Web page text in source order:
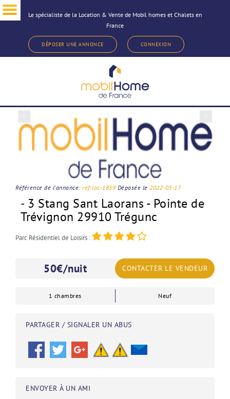
Le spécialiste de la Location & Vente de Mobil homes et Chalets en
France
DÉPOSER UNE ANNONCE CONNEXION
< Revenir à la sélection d'annonce
Référence de l'annonce: ref-loc-1859Déposée le 2022-03-17
-3 Stang Sant Laorans - Pointe de
Trévignon 29910 Trégunc
Parc Résidentiel de Loisirs :
50€/nuit CONTACTER LE VENDEUR
1 chambres Neuf
PARTAGER / SIGNALER UN ABUS
ENVOYER À UN AMI